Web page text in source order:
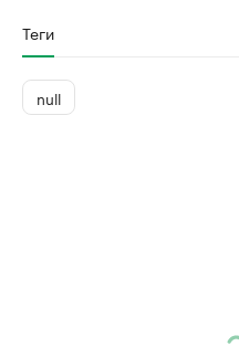
Теги
null